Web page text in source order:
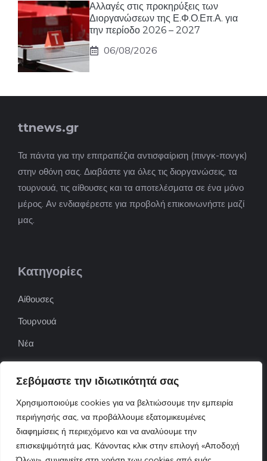
Σεβόμαστε την ιδιωτικότητά σας
Χρησιμοποιούμε cookies για να βελτιώσουμε την εμπειρία
περιήγησής σας, να προβάλλουμε εξατομικευμένες
διαφημίσεις ή περιεχόμενο και να αναλύουμε την
επισκεψιμότητά μας. Κάνοντας κλικ στην επιλογή «Αποδοχή
Αλλαγές στις προκηρύξεις των
Διοργανώσεων της Ε.Φ.Ο.Επ.Α. για
την περίοδο 2026 – 2027
06/08/2026
ttnews.gr
Τα πάντα για την επιτραπέζια αντισφαίριση (πινγκ-πονγκ)
στην οθόνη σας. Διαβάστε για όλες τις διοργανώσεις, τα
τουρνουά, τις αίθουσες και τα αποτελέσματα σε ένα μόνο
μέρος. Αν ενδιαφέρεστε για προβολή επικοινωνήστε μαζί
μας.
Κατηγορίες
Αίθουσες
Τουρνουά
Νέα
ΠΟΦΕΠΑ
ΕΦΟΕΠΑ
Επικοινωνία